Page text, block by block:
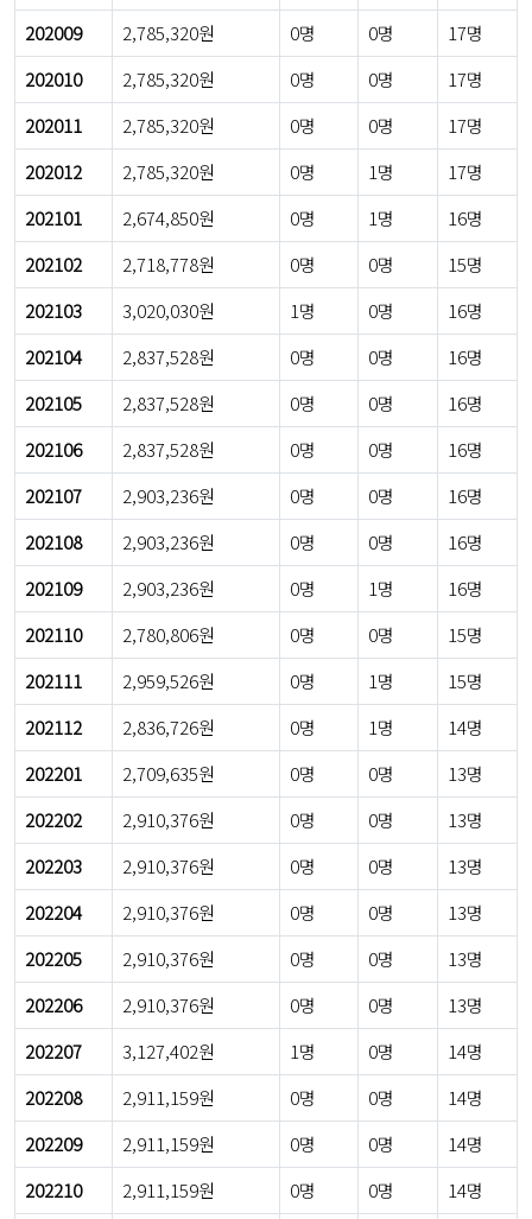
202009
2,785,320원 0명 0명
17명
202010
2,785,320원 0명 0명
17명
202011
2,785,320원 0명 0명
17명
202012
2,785,320원 0명 1명
17명
202101
2,674,850원 0명 1명
16명
202102
2,718,778원 0명 0명
15명
202103
3,020,030원 1명 0명
16명
202104
2,837,528원 0명 0명
16명
202105
2,837,528원 0명 0명
16명
202106
2,837,528원 0명 0명
16명
202107
2,903,236원 0명 0명
16명
202108
2,903,236원 0명 0명
16명
202109
2,903,236원 0명 1명
16명
202110
2,780,806원 0명 0명
15명
202111
2,959,526원 0명 1명
15명
202112
2,836,726원 0명 1명
14명
202201
2,709,635원 0명 0명
13명
202202
2,910,376원 0명 0명
13명
202203
2,910,376원 0명 0명
13명
202204
2,910,376원 0명 0명
13명
202205
2,910,376원 0명 0명
13명
202206
2,910,376원 0명 0명
13명
202207
3,127,402원 1명 0명
14명
202208
2,911,159원 0명 0명
14명
202209
2,911,159원 0명 0명
14명
202210
2,911,159원 0명 0명 14명